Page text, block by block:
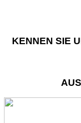
KENNEN SIE